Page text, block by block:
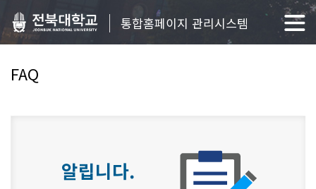
통합홈페이지 관리시스템
FAQ
알립니다.